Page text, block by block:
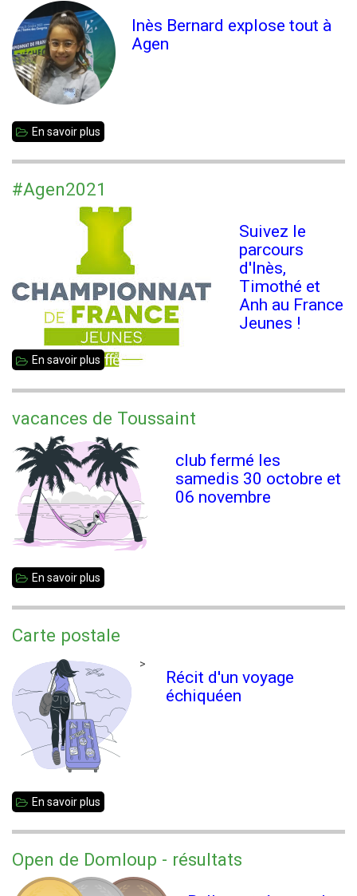
2022
(U12-
U14-
U16)
Inès Bernard explose tout à
Agen
En savoir plus
championne
#Agen2021
Suivez le
parcours
d'Inès,
Timothé et
Anh au France
Jeunes !
En savoir plus sur
vacances de Toussaint
club fermé les
samedis 30 octobre et
06 novembre
En savoir plus
Toussaint
Carte postale
>
Récit d'un voyage
échiquéen
En savoir plus
Open de Domloup - résultats